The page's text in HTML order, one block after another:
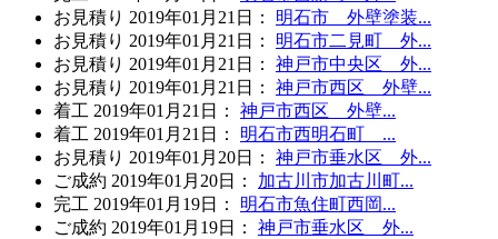
お見積り 2019年01月21日 ：
明石市 外壁塗装...
お見積り 2019年01月21日 ：
明石市二見町 外...
お見積り 2019年01月21日 ：
神戸市中央区 外...
お見積り 2019年01月21日 ：
神戸市西区 外壁...
着工 2019年01月21日 ：
神戸市西区 外壁...
着工 2019年01月21日 ：
明石市西明石町 ...
お見積り 2019年01月20日 ：
神戸市垂水区 外...
ご成約 2019年01月20日 ：
加古川市加古川町...
完工 2019年01月19日 ：
明石市魚住町西岡...
ご成約 2019年01月19日 ：
神戸市垂水区 外...